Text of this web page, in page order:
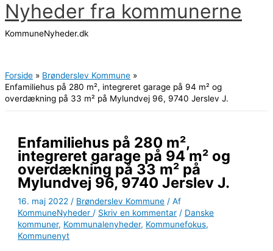
Gå
til
indholdet
Nyheder fra kommunerne
KommuneNyheder.dk
Forside
Brønderslev Kommune
Enfamiliehus på 280 m², integreret garage på 94 m² og
overdækning på 33 m² på Mylundvej 96, 9740 Jerslev J.
Enfamiliehus på 280 m²,
integreret garage på 94 m² og
overdækning på 33 m² på
Mylundvej 96, 9740 Jerslev J.
16. maj 2022 / Brønderslev Kommune / Af
KommuneNyheder / Skriv en kommentar / Danske
kommuner, Kommunalenyheder, Kommunefokus,
Kommunenyt